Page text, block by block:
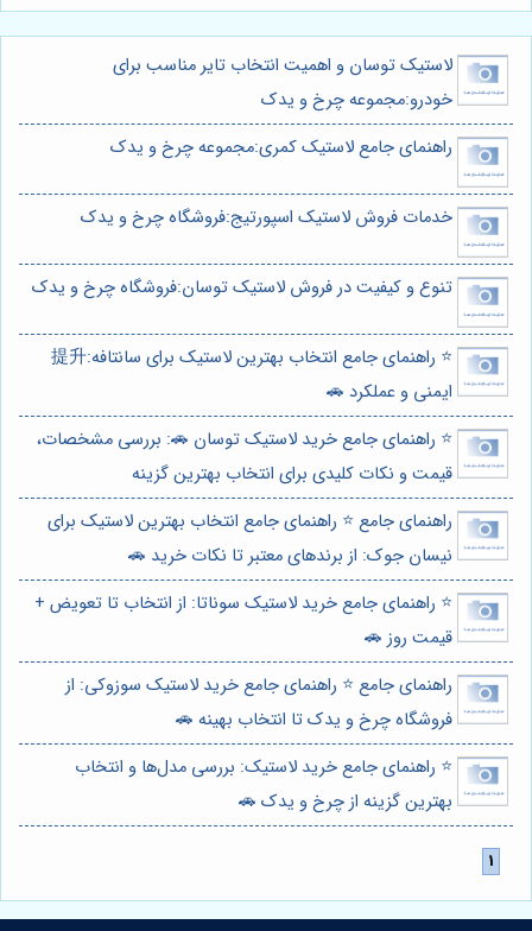
لاستیک توسان و اهمیت انتخاب تایر مناسب برای
خودرو:مجموعه چرخ و یدک
راهنمای جامع لاستیک کمری:مجموعه چرخ و یدک
خدمات فروش لاستیک اسپورتیج:فروشگاه چرخ و یدک
تنوع و کیفیت در فروش لاستیک توسان:فروشگاه چرخ و یدک
⭐️ راهنمای جامع انتخاب بهترین لاستیک برای سانتافه:提升
ایمنی و عملکرد 🚗
⭐️ راهنمای جامع خرید لاستیک توسان 🚗: بررسی مشخصات،
قیمت و نکات کلیدی برای انتخاب بهترین گزینه
راهنمای جامع ⭐️ راهنمای جامع انتخاب بهترین لاستیک برای
نیسان جوک: از برندهای معتبر تا نکات خرید 🚗
⭐️ راهنمای جامع خرید لاستیک سوناتا: از انتخاب تا تعویض +
قیمت روز 🚗
راهنمای جامع ⭐️ راهنمای جامع خرید لاستیک سوزوکی: از
فروشگاه چرخ و یدک تا انتخاب بهینه 🚗
⭐️ راهنمای جامع خرید لاستیک: بررسی مدل‌ها و انتخاب
بهترین گزینه از چرخ و یدک 🚗